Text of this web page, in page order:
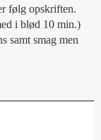
følg opskriften.
i blød 10 min.)
samt smag men